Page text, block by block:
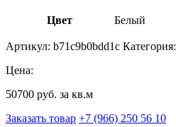
Цвет Белый
Артикул: b71c9b0bdd1c Категория:
Цена:
50700 руб. за кв.м
Заказать товар +7 (966) 250 56 10